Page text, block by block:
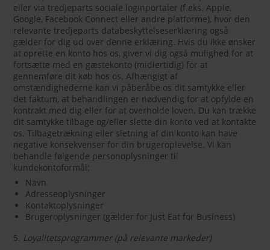
eller via tredjeparts sociale loginportaler (f.eks. Apple,
Google, Facebook Connect eller andre platforme), hvor den
relevante tredjeparts databeskyttelseserklæring også
gælder for dig ud over denne erklæring. Hvis du ikke ønsker
at oprette en konto hos os, giver vi dig også mulighed for at
fortsætte med en gæstekonto (midlertidig) for at
gennemføre dit køb hos os. Afhængigt af
omstændighederne kan vi påberåbe os dit samtykke eller
det faktum, at behandlingen er nødvendig for at opfylde en
kontrakt med dig eller for at overholde loven. Du kan trække
dit samtykke tilbage og/eller slette din konto ved at kontakte
os. Tilbagetrækning eller sletning af din konto kan have
negative konsekvenser for din brugeroplevelse. Vi kan
behandle følgende personoplysninger til
kundekontoformål:
Navn
Adresseoplysninger
Kontaktoplysninger
Brugeroplysninger (gælder for Just Eat for Business)
5. Loyalitetsprogrammer (på relevante markeder)